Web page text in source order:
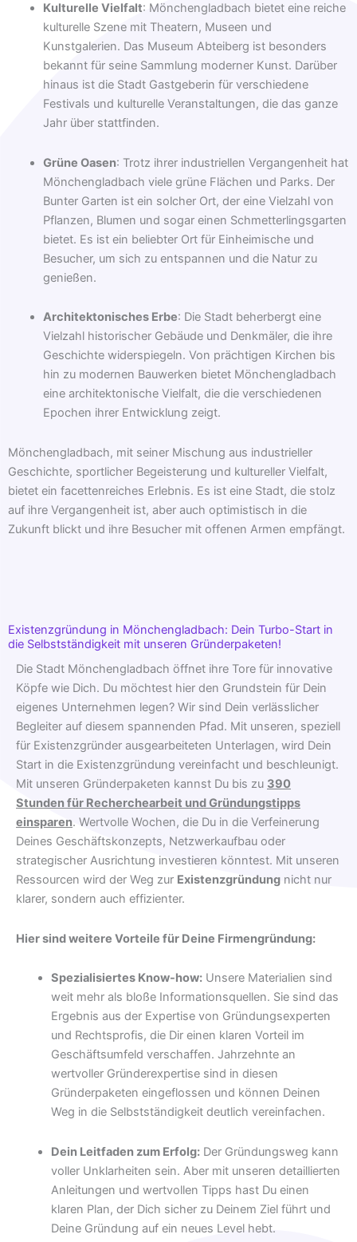
Kulturelle Vielfalt: Mönchengladbach bietet eine reiche
kulturelle Szene mit Theatern, Museen und
Kunstgalerien. Das Museum Abteiberg ist besonders
bekannt für seine Sammlung moderner Kunst. Darüber
hinaus ist die Stadt Gastgeberin für verschiedene
Festivals und kulturelle Veranstaltungen, die das ganze
Jahr über stattfinden.
Grüne Oasen: Trotz ihrer industriellen Vergangenheit hat
Mönchengladbach viele grüne Flächen und Parks. Der
Bunter Garten ist ein solcher Ort, der eine Vielzahl von
Pflanzen, Blumen und sogar einen Schmetterlingsgarten
bietet. Es ist ein beliebter Ort für Einheimische und
Besucher, um sich zu entspannen und die Natur zu
genießen.
Architektonisches Erbe: Die Stadt beherbergt eine
Vielzahl historischer Gebäude und Denkmäler, die ihre
Geschichte widerspiegeln. Von prächtigen Kirchen bis
hin zu modernen Bauwerken bietet Mönchengladbach
eine architektonische Vielfalt, die die verschiedenen
Epochen ihrer Entwicklung zeigt.
Mönchengladbach, mit seiner Mischung aus industrieller
Geschichte, sportlicher Begeisterung und kultureller Vielfalt,
bietet ein facettenreiches Erlebnis. Es ist eine Stadt, die stolz
auf ihre Vergangenheit ist, aber auch optimistisch in die
Zukunft blickt und ihre Besucher mit offenen Armen empfängt.
Existenzgründung in Mönchengladbach: Dein Turbo-Start in
die Selbstständigkeit mit unseren Gründerpaketen!
Die Stadt Mönchengladbach öffnet ihre Tore für innovative
Köpfe wie Dich. Du möchtest hier den Grundstein für Dein
eigenes Unternehmen legen? Wir sind Dein verlässlicher
Begleiter auf diesem spannenden Pfad. Mit unseren, speziell
für Existenzgründer ausgearbeiteten Unterlagen, wird Dein
Start in die Existenzgründung vereinfacht und beschleunigt.
Mit unseren Gründerpaketen kannst Du bis zu 390
Stunden für Recherchearbeit und Gründungstipps
einsparen. Wertvolle Wochen, die Du in die Verfeinerung
Deines Geschäftskonzepts, Netzwerkaufbau oder
strategischer Ausrichtung investieren könntest. Mit unseren
Ressourcen wird der Weg zur Existenzgründung nicht nur
klarer, sondern auch effizienter.
Hier sind weitere Vorteile für Deine Firmengründung:
Spezialisiertes Know-how:Unsere Materialien sind
weit mehr als bloße Informationsquellen. Sie sind das
Ergebnis aus der Expertise von Gründungsexperten
und Rechtsprofis, die Dir einen klaren Vorteil im
Geschäftsumfeld verschaffen. Jahrzehnte an
wertvoller Gründerexpertise sind in diesen
Gründerpaketen eingeflossen und können Deinen
Weg in die Selbstständigkeit deutlich vereinfachen.
Dein Leitfaden zum Erfolg:Der Gründungsweg kann
voller Unklarheiten sein. Aber mit unseren detaillierten
Anleitungen und wertvollen Tipps hast Du einen
klaren Plan, der Dich sicher zu Deinem Ziel führt und
Deine Gründung auf ein neues Level hebt.